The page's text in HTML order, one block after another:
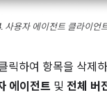
. 사용자 에이전트 클라이언
릭하여 항목을 삭제
에이전트 및 전체 버